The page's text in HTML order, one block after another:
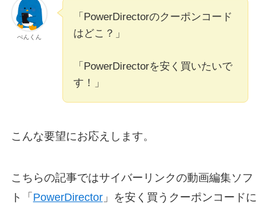
ぺんくん
「PowerDirectorのクーポンコード
はどこ？」
「PowerDirectorを安く買いたいで
す！」
こんな要望にお応えします。
こちらの記事ではサイバーリンクの動画編集ソフ
ト「 PowerDirector」を安く買うクーポンコードに